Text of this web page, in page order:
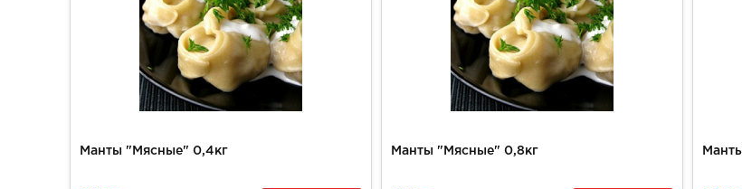
Манты "Мясные" 0,4кг Манты "Мясные" 0,8кг